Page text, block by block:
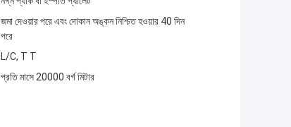
জমা দেওয়ার পরে এবং দোকান অঙ্কন নিশ্চিত হওয়ার 40 দিন
পরে
L/C, T T
প্রতি মাসে 20000 বর্গ মিটার